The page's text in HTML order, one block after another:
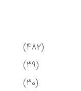
(482)
(39)
(30)